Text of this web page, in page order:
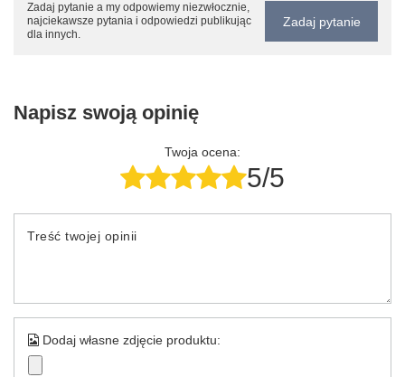
Zadaj pytanie a my odpowiemy niezwłocznie,
najciekawsze pytania i odpowiedzi publikując
dla innych.
Zadaj pytanie
Napisz swoją opinię
Twoja ocena:
5/5
Treść twojej opinii
Dodaj własne zdjęcie produktu: